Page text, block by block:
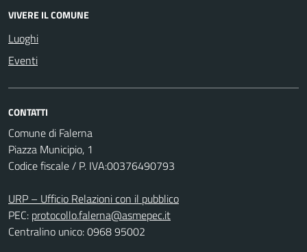
VIVERE IL COMUNE
Luoghi
Eventi
CONTATTI
Comune di Falerna
Piazza Municipio, 1
Codice fiscale / P. IVA:00376490793
URP – Ufficio Relazioni con il pubblico
PEC: protocollo.falerna@asmepec.it
Centralino unico: 0968 95002